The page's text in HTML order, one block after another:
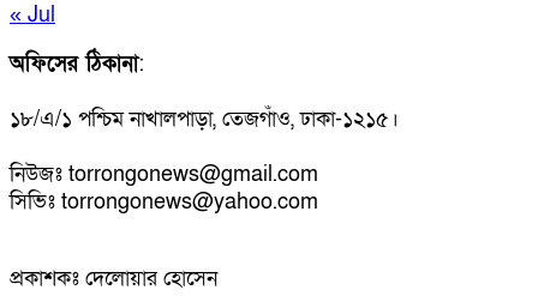
« Jul
অফিসের ঠিকানা:
১৮/এ/১ পশ্চিম নাখালপাড়া, তেজগাঁও, ঢাকা-১২১৫।
নিউজঃ torrongonews@gmail.com
সিভিঃ torrongonews@yahoo.com
প্রকাশকঃ দেলোয়ার হোসেন